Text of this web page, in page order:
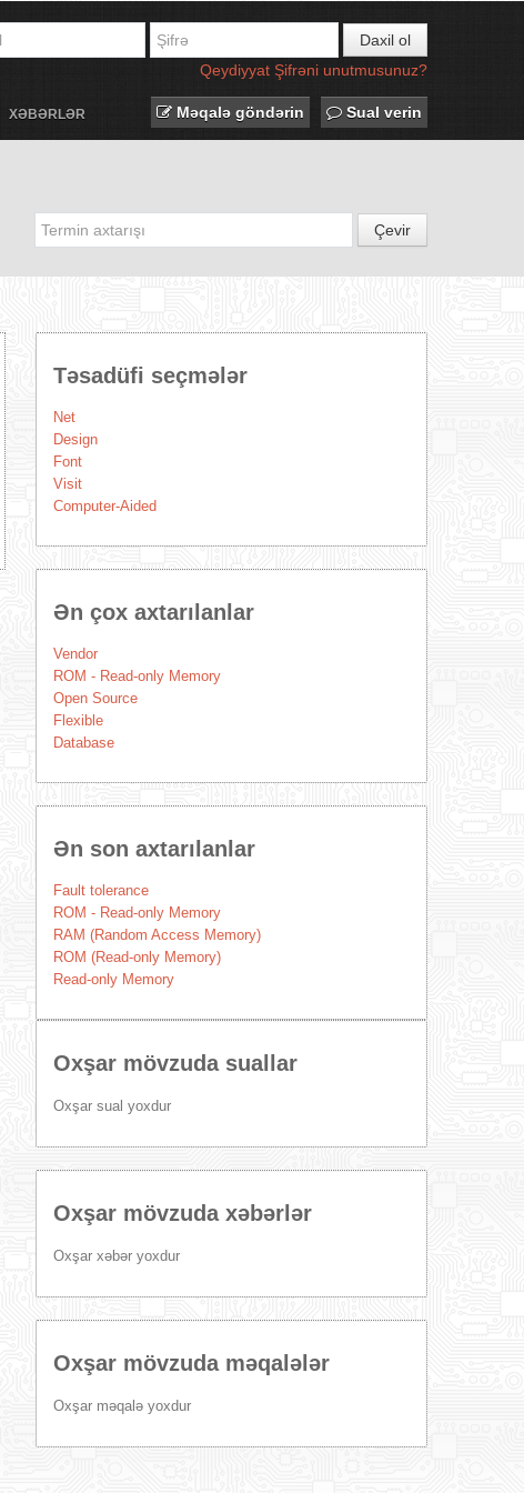
Daxil ol
Qeydiyyat Şifrəni unutmusunuz?
XƏBƏRLƏR Məqalə göndərin Sual verin
Çevir
Təsadüfi seçmələr
Net
Design
Font
Visit
Computer-Aided
Ən çox axtarılanlar
Vendor
ROM - Read-only Memory
Open Source
Flexible
Database
Ən son axtarılanlar
Fault tolerance
ROM - Read-only Memory
RAM (Random Access Memory)
ROM (Read-only Memory)
Read-only Memory
Oxşar mövzuda suallar
Oxşar sual yoxdur
Oxşar mövzuda xəbərlər
Oxşar xəbər yoxdur
Oxşar mövzuda məqalələr
Oxşar məqalə yoxdur